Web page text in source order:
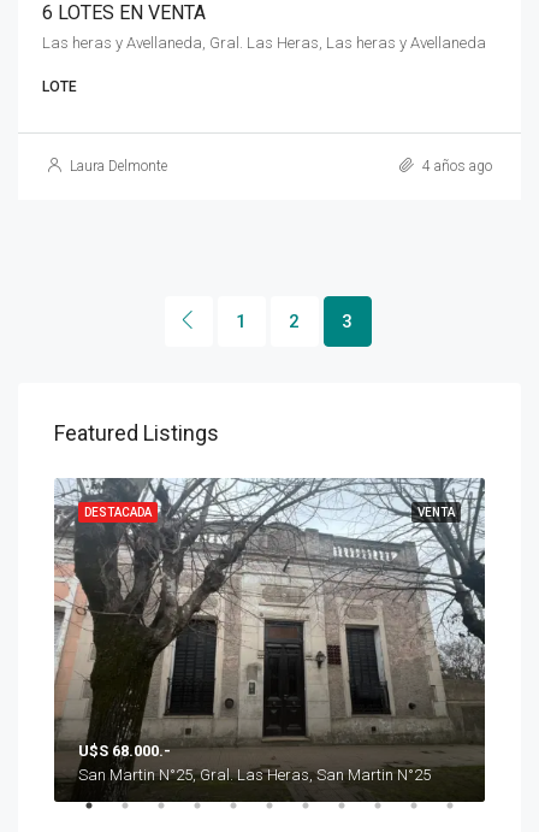
6 LOTES EN VENTA
Las heras y Avellaneda, Gral. Las Heras, Las heras y Avellaneda
LOTE
Laura Delmonte 4 años ago
1 2 3
Featured Listings
VENTA
DESTACADA
U$S 68.000.-
San Martin N°25, Gral. Las Heras, San Martin N°25